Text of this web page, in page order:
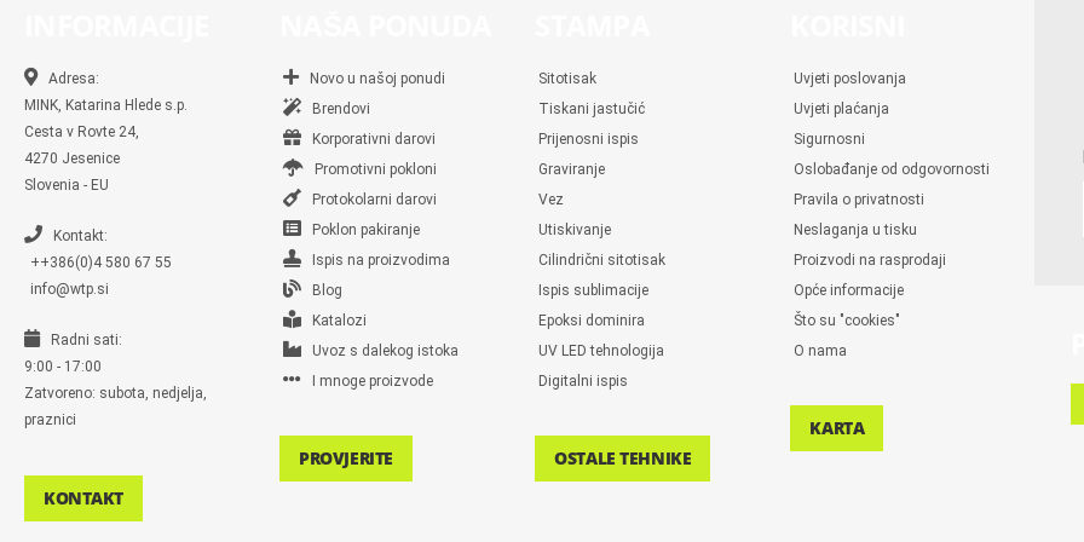
Adresa:
MINK, Katarina Hlede s.p.
Cesta v Rovte 24,
4270 Jesenice
Slovenia - EU
Kontakt:
++386(0)4 580 67 55
info@wtp.si
Radni sati:
9:00 - 17:00
Zatvoreno: subota, nedjelja,
praznici
KONTAKT
Novo u našoj ponudi
Brendovi
Korporativni darovi
Promotivni pokloni
Protokolarni darovi
Poklon pakiranje
Ispis na proizvodima
Blog
Katalozi
Uvoz s dalekog istoka
I mnoge proizvode
PROVJERITE
Sitotisak
Tiskani jastučić
Prijenosni ispis
Graviranje
Vez
Utiskivanje
Cilindrični sitotisak
Ispis sublimacije
Epoksi dominira
UV LED tehnologija
Digitalni ispis
OSTALE TEHNIKE
Uvjeti poslovanja
Uvjeti plaćanja
Sigurnosni
Oslobađanje od odgovornosti
Pravila o privatnosti
Neslaganja u tisku
Proizvodi na rasprodaji
Opće informacije
Što su "cookies"
O nama
KARTA